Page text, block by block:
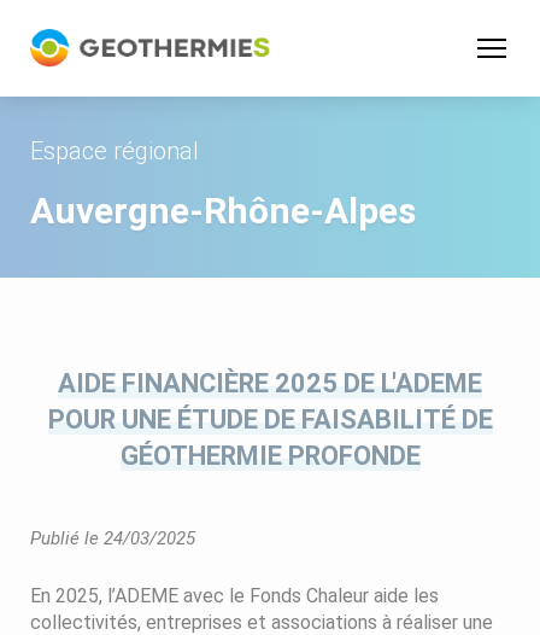
Espace régional
Auvergne-Rhône-Alpes
AIDE FINANCIÈRE 2025 DE L'ADEME
POUR UNE ÉTUDE DE FAISABILITÉ DE
GÉOTHERMIE PROFONDE
Publié le 24/03/2025
En 2025, l’ADEME avec le Fonds Chaleur aide les
collectivités, entreprises et associations à réaliser une